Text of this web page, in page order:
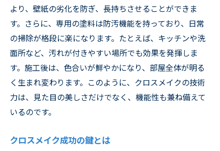
より、壁紙の劣化を防ぎ、長持ちさせることができま
す。さらに、専用の塗料は防汚機能を持っており、日常
の掃除が格段に楽になります。たとえば、キッチンや洗
面所など、汚れが付きやすい場所でも効果を発揮しま
す。施工後は、色合いが鮮やかになり、部屋全体が明る
く生まれ変わります。このように、クロスメイクの技術
力は、見た目の美しさだけでなく、機能性も兼ね備えて
いるのです。
クロスメイク成功の鍵とは